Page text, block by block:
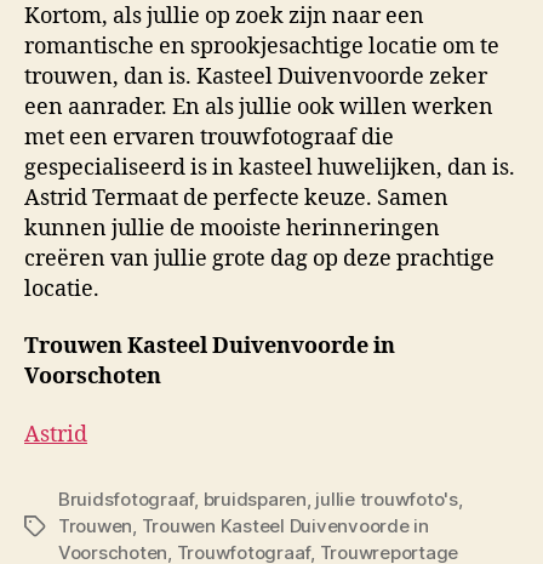
Kortom, als jullie op zoek zijn naar een
romantische en sprookjesachtige locatie om te
trouwen, dan is. Kasteel Duivenvoorde zeker
een aanrader. En als jullie ook willen werken
met een ervaren trouwfotograaf die
gespecialiseerd is in kasteel huwelijken, dan is.
Astrid Termaat de perfecte keuze. Samen
kunnen jullie de mooiste herinneringen
creëren van jullie grote dag op deze prachtige
locatie.
Trouwen Kasteel Duivenvoorde in
Voorschoten
Astrid
Tags
Bruidsfotograaf, bruidsparen, jullie trouwfoto's,
Trouwen, Trouwen Kasteel Duivenvoorde in
Voorschoten, Trouwfotograaf, Trouwreportage